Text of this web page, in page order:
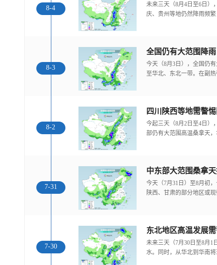
8-4
未来三天（8月4日至6日）
庆、贵州等地仍然降雨频
8-3
全国仍有大范围降
今天（8月3日），全国仍
至华北、东北一带。在副
8-2
今起三天（8月2日至4日）
部仍有大范围高温桑拿天
7-31
中东部大范围桑拿
今天（7月31日）至8月初
陕西、甘肃的部分地区或
7-30
东北地区高温发展
未来三天（7月30日至8月1
水。同时，从华北到华南